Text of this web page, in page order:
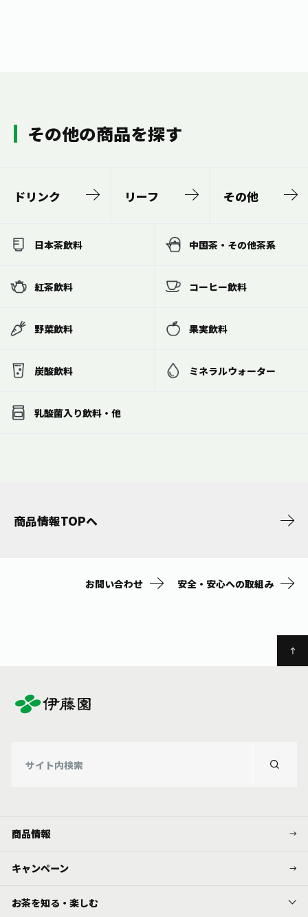
その他の商品を探す
ドリンク リーフ その他
日本茶飲料 中国茶・その他茶系
紅茶飲料 コーヒー飲料
野菜飲料 果実飲料
炭酸飲料 ミネラルウォーター
乳酸菌入り飲料・他
商品情報TOPへ
お問い合わせ 安全・安心への取組み
商品情報
キャンペーン
お茶を知る・楽しむ